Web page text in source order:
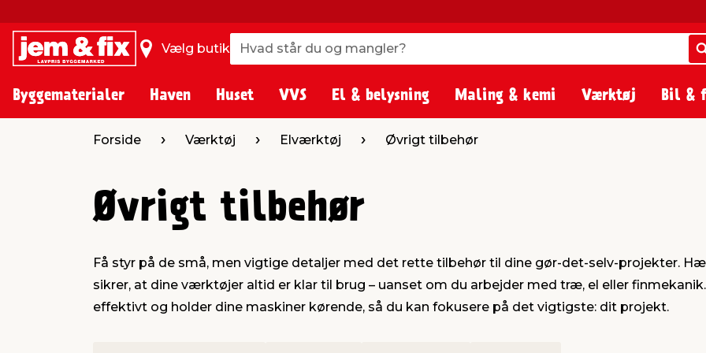
Vælg butik Hvad står du og mangler?
Hvad står du og mangler?
Byggematerialer Haven Huset VVS El & belysning Maling & kemi Værktøj Bil &
Forside Værktøj Elværktøj Øvrigt tilbehør
Øvrigt tilbehør
Få styr på de små, men vigtige detaljer med det rette tilbehør til dine gør-det-selv-projekter.
sikrer, at dine værktøjer altid er klar til brug – uanset om du arbejder med træ, el eller
effektivt og holder dine maskiner kørende, så du kan fokusere på det vigtigste: dit projekt.